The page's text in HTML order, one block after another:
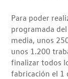
Para poder
programada
media, unos
unos 1.200
finalizar todos
fabricación el 1